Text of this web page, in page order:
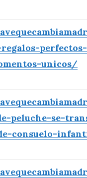
unicos/
peluche-se-
consuelo-